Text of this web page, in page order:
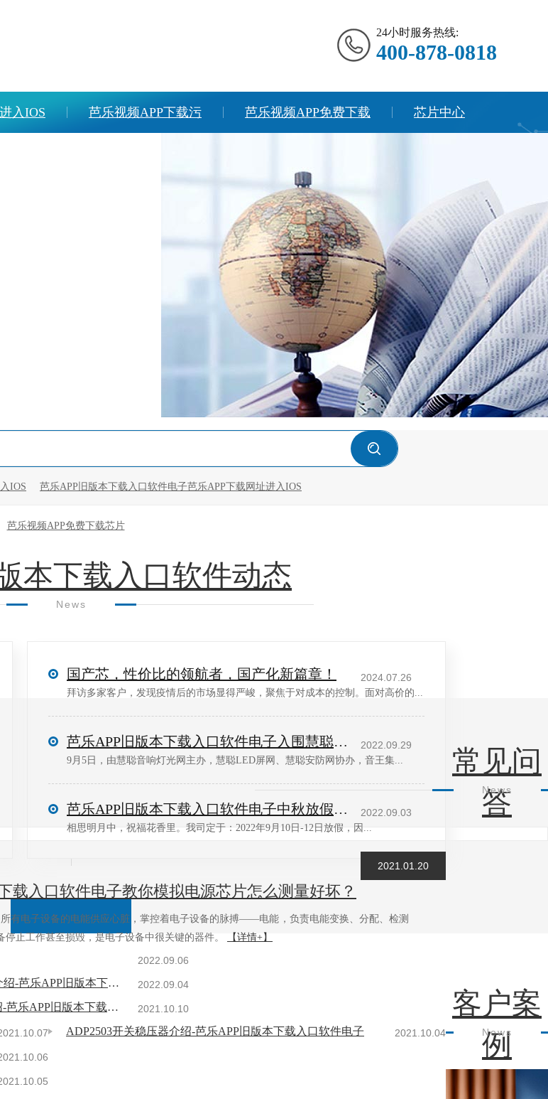
24小时服务热线:
400-878-0818
入IOS 芭乐视频APP下载污 芭乐视频APP免费下载 芯片中心
IOS 芭乐APP旧版本下载入口软件电子芭乐APP下载网址进入IOS
芭乐视频APP免费下载芯片
本下载入口软件动态
News
国产芯，性价比的领航者，国产化新篇章！ 2024.07.26
拜访多家客户，发现疫情后的市场显得严峻，聚焦于对成本的控制。面对高价的...
芭乐APP旧版本下载入口软件电子入围慧聪网“音王杯”十佳配件配套品牌20强 2022.09.29
9月5日，由慧聪音响灯光网主办，慧聪LED屏网、慧聪安防网协办，音王集...
芭乐APP旧版本下载入口软件电子中秋放假通知 2022.09.03
相思明月中，祝福花香里。我司定于：2022年9月10日-12日放假，因...
常见问
答
News
2021.01.20
入口软件电子教你模拟电源芯片怎么测量好坏？
设备的电能供应心脏，掌控着电子设备的脉搏——电能，负责电能变换、分配、检测
止工作甚至损毁，是电子设备中很关键的器件。
【详情+】
2022.09.06
CD4017B计数器芯片的引脚图及简单介绍-芭乐APP旧版本下载入口软件电子 2022.09.04
ADM3252E隔离接口RS-232收发器介绍-芭乐APP旧版本下载入口软件电子 2021.10.10
ADP2503开关稳压器介绍-芭乐APP旧版本下载入口软件电子 2021.10.04
客户案
例
News